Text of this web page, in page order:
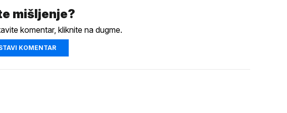
mišljenje?
komentar, kliknite na dugme.
KOMENTAR